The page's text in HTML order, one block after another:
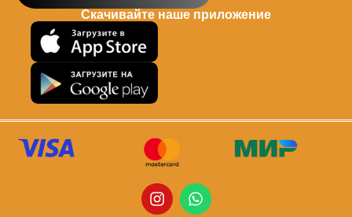
Скачивайте наше приложение